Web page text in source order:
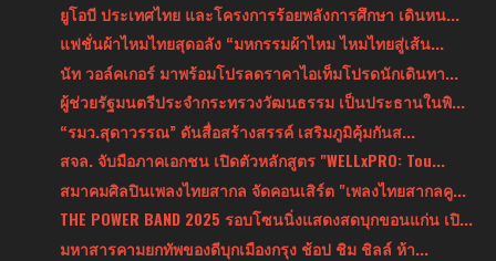
ยูโอบี ประเทศไทย และโครงการร้อยพลังการศึกษา เดินหน...
แฟชั่นผ้าไหมไทยสุดอลัง “มหกรรมผ้าไหม ไหมไทยสู่เส้น...
นัท วอล์คเกอร์ มาพร้อมโปรลดราคาไอเท็มโปรดนักเดินทา...
ผู้ช่วยรัฐมนตรีประจำกระทรวงวัฒนธรรม เป็นประธานในพิ...
“รมว.สุดาวรรณ” ดันสื่อสร้างสรรค์ เสริมภูมิคุ้มกันส...
สจล. จับมือภาคเอกชน เปิดตัวหลักสูตร "WELLxPRO: Tou...
สมาคมศิลปินเพลงไทยสากล จัดคอนเสิร์ต "เพลงไทยสากลคู...
THE POWER BAND 2025 รอบโซนนิ่งแสดงสดบุกขอนแก่น เปิ...
มหาสารคามยกทัพของดีบุกเมืองกรุง ช้อป ชิม ชิลล์ ห้า...